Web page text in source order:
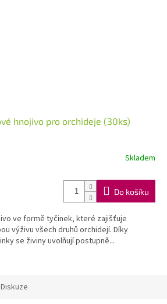
hnojivo pro orchideje (30ks)
Skladem
Do košíku
ve formě tyčinek, které zajišťuje
výživu všech druhů orchidejí. Díky
se živiny uvolňují postupně...
Diskuze